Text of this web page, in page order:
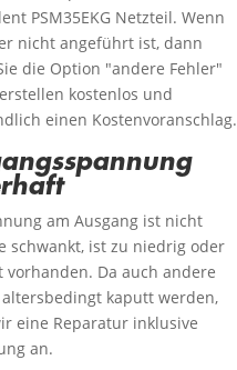
PSM35EKG Netzteil. Wenn
nicht angeführt ist, dann
die Option "andere Fehler"
kostenlos und
einen Kostenvoranschlag.
am Ausgang ist nicht
schwankt, ist zu niedrig oder
vorhanden. Da auch andere
kaputt werden,
eine Reparatur inklusive
an.